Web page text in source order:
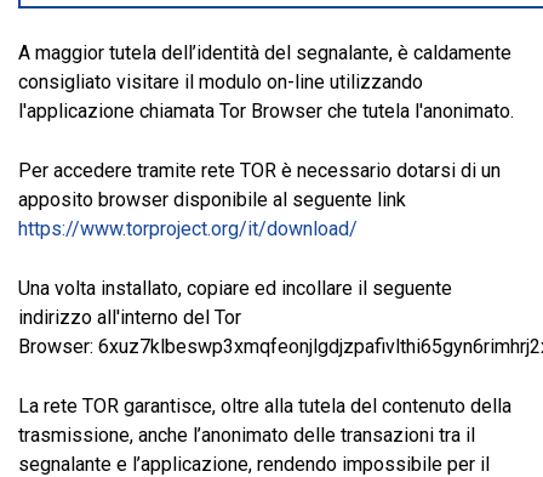
A maggior tutela dell’identità del segnalante, è caldamente
consigliato visitare il modulo on-line utilizzando
l'applicazione chiamata Tor Browser che tutela l'anonimato.
Per accedere tramite rete TOR è necessario dotarsi di un
apposito browser disponibile al seguente link
https://www.torproject.org/it/download/
Una volta installato, copiare ed incollare il seguente
indirizzo all'interno del Tor
Browser:
La rete TOR garantisce, oltre alla tutela del contenuto della
trasmissione, anche l’anonimato delle transazioni tra il
segnalante e l’applicazione, rendendo impossibile per il